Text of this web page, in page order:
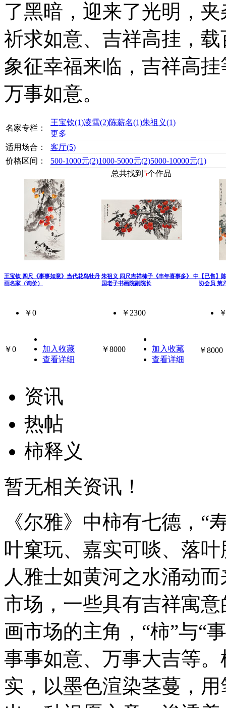
了黑暗，迎来了光明，
祈求如意、吉祥高挂，
象征幸福来临，吉祥高
万事如意。
名家专栏：
王宝钦(1)凌雪(2)陈薪名(1)朱祖义(1)
更多
适用场合：
客厅(5)
价格区间：
500-1000元(2)1000-5000元(2)5000-10000元(1)
总共找到 5个作品
王宝钦 四尺《事事如意》当代花鸟牡丹
画名家（询价）
￥0
￥0
加入收藏
查看详细
朱祖义 四尺吉祥柿子《丰年喜事多》 中
国老子书画院副院长
￥2300
￥8000
加入收藏
查看详细
【已售】
协会员 第
￥8000
资讯
热帖
柿释义
暂无相关资讯！
《尔雅》中柿有七德，“
叶窠玩、嘉实可啖、落
人雅士如黄河之水涌动
市场，一些具有吉祥寓
画市场的主角，“柿”与“
事事如意、万事大吉等
实，以墨色渲染茎蔓，